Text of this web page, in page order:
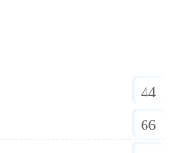
44
66